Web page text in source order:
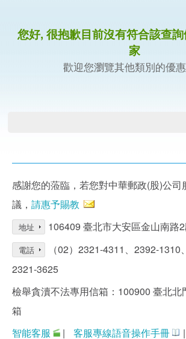
您好, 很抱歉目前沒有符合該查
家
歡迎您瀏覽其他類別的優
感謝您的蒞臨，若您對中華郵政(股)公司
議， 請惠予賜教
地址 106409 臺北市大安區金山南路
電話
（02）2321-4311、2392-1310
2321-3625
檢舉貪瀆不法專用信箱：100900 臺北北
箱
智能客服
| 客服專線語音操作手冊 |